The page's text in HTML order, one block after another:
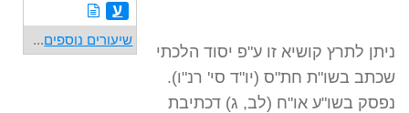
ניתן לתרץ קושיא זו ע"פ יסוד הלכתי
שכתב בשו"ת חת"ס (יו"ד סי' רנ"ו).
נפסק בשו"ע או"ח (לב, ג) דכתיבת
ע
שיעורים נוספים...